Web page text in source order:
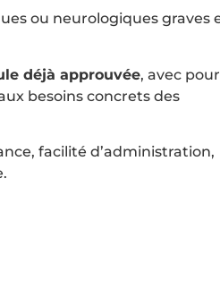
ou neurologiques graves
déjà approuvée, avec pour
besoins concrets des
facilité d’administration,